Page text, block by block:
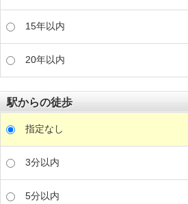
15年以内
20年以内
駅からの徒歩
指定なし
3分以内
5分以内